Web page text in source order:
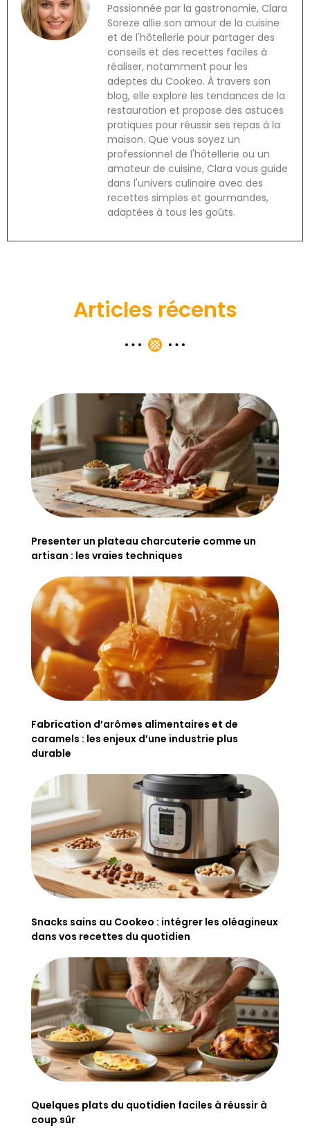
Passionnée par la gastronomie, Clara
Soreze allie son amour de la cuisine
et de l'hôtellerie pour partager des
conseils et des recettes faciles à
réaliser, notamment pour les
adeptes du Cookeo. À travers son
blog, elle explore les tendances de la
restauration et propose des astuces
pratiques pour réussir ses repas à la
maison. Que vous soyez un
professionnel de l'hôtellerie ou un
amateur de cuisine, Clara vous guide
dans l'univers culinaire avec des
recettes simples et gourmandes,
adaptées à tous les goûts.
Articles récents
Presenter un plateau charcuterie comme un
artisan : les vraies techniques
Fabrication d’arômes alimentaires et de
caramels : les enjeux d’une industrie plus
durable
Snacks sains au Cookeo : intégrer les oléagineux
dans vos recettes du quotidien
Quelques plats du quotidien faciles à réussir à
coup sûr